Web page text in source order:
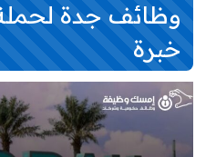
وظائف جدة لحملة
خبرة